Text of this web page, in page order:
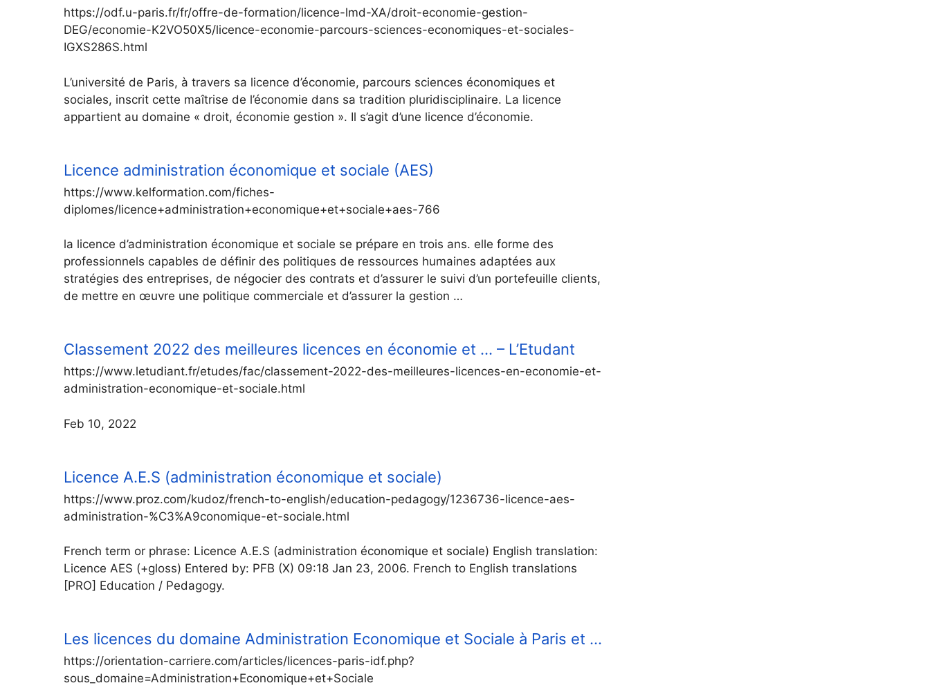
https://odf.u-paris.fr/fr/offre-de-formation/licence-lmd-XA/droit-economie-gestion-
DEG/economie-K2VO50X5/licence-economie-parcours-sciences-economiques-et-sociales-
IGXS286S.html
L’université de Paris, à travers sa licence d’économie, parcours sciences économiques et
sociales, inscrit cette maîtrise de l’économie dans sa tradition pluridisciplinaire. La licence
appartient au domaine « droit, économie gestion ». Il s’agit d’une licence d’économie.
Licence administration économique et sociale (AES)
https://www.kelformation.com/fiches-
diplomes/licence+administration+economique+et+sociale+aes-766
la licence d’administration économique et sociale se prépare en trois ans. elle forme des
professionnels capables de définir des politiques de ressources humaines adaptées aux
stratégies des entreprises, de négocier des contrats et d’assurer le suivi d’un portefeuille clients,
de mettre en œuvre une politique commerciale et d’assurer la gestion …
Classement 2022 des meilleures licences en économie et … – L’Etudant
https://www.letudiant.fr/etudes/fac/classement-2022-des-meilleures-licences-en-economie-et-
administration-economique-et-sociale.html
Feb 10, 2022
Licence A.E.S (administration économique et sociale)
https://www.proz.com/kudoz/french-to-english/education-pedagogy/1236736-licence-aes-
administration-%C3%A9conomique-et-sociale.html
French term or phrase: Licence A.E.S (administration économique et sociale) English translation:
Licence AES (+gloss) Entered by: PFB (X) 09:18 Jan 23, 2006. French to English translations
[PRO] Education / Pedagogy.
Les licences du domaine Administration Economique et Sociale à Paris et …
https://orientation-carriere.com/articles/licences-paris-idf.php?
sous_domaine=Administration+Economique+et+Sociale